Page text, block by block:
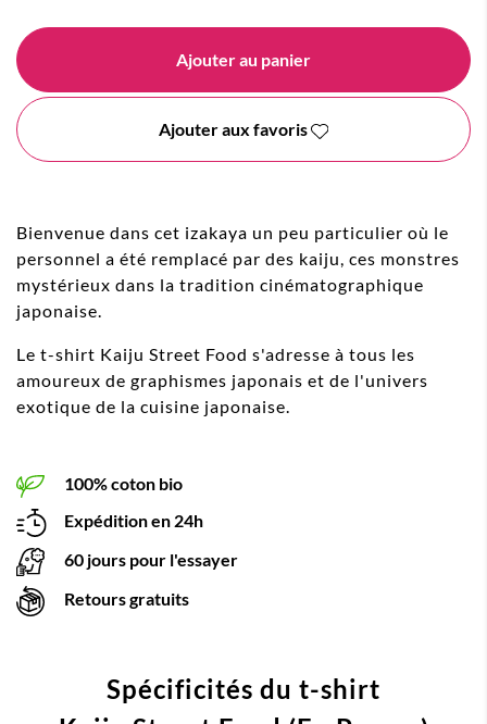
Ajouter au panier
Ajouter aux favoris
Bienvenue dans cet izakaya un peu particulier où le
personnel a été remplacé par des kaiju, ces monstres
mystérieux dans la tradition cinématographique
japonaise.
Le t-shirt Kaiju Street Food s'adresse à tous les
amoureux de graphismes japonais et de l'univers
exotique de la cuisine japonaise.
100% coton bio
Expédition en 24h
60 jours pour l'essayer
Retours gratuits
Spécificités du t-shirt